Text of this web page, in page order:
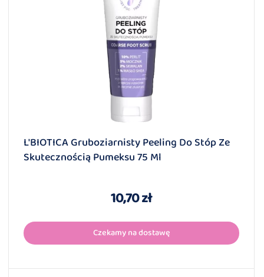
L'BIOTICA Gruboziarnisty Peeling Do Stóp Ze
Skutecznością Pumeksu 75 Ml
10,70 zł
Czekamy na dostawę